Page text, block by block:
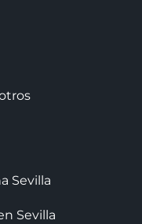
Sevilla
Sevilla